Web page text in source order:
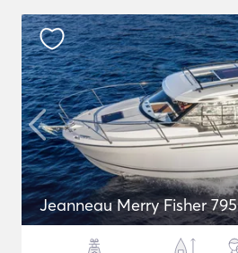
Jeanneau Merry Fisher 795